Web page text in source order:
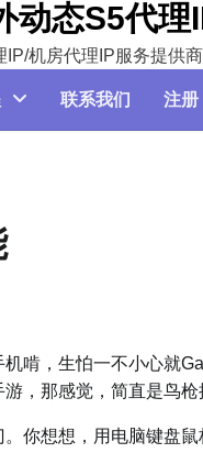
动态S5代理
IP/机房代理IP服务提供商
联系我们 注册
啃，生怕一不小心就
，那感觉，简直是鸟枪
你想想，用电脑键盘